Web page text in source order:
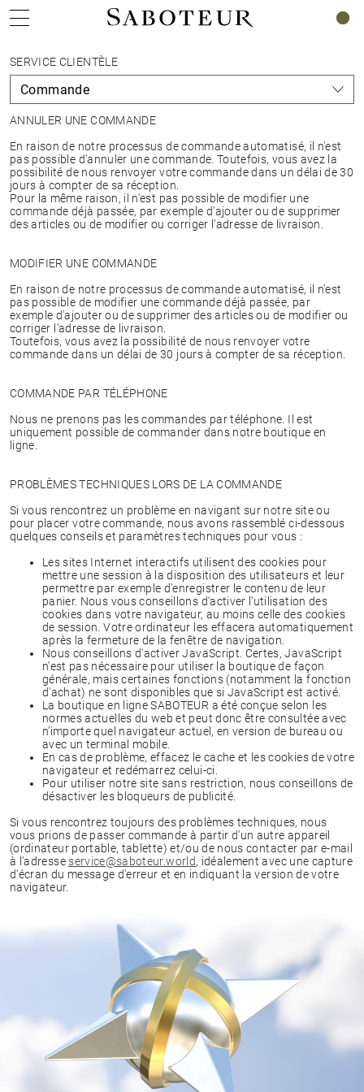
SERVICE CLIENTÈLE
ANNULER UNE COMMANDE
En raison de notre processus de commande automatisé, il n'est
pas possible d'annuler une commande. Toutefois, vous avez la
possibilité de nous renvoyer votre commande dans un délai de 30
jours à compter de sa réception.
Pour la même raison, il n'est pas possible de modifier une
commande déjà passée, par exemple d'ajouter ou de supprimer
des articles ou de modifier ou corriger l'adresse de livraison.
MODIFIER UNE COMMANDE
En raison de notre processus de commande automatisé, il n'est
pas possible de modifier une commande déjà passée, par
exemple d'ajouter ou de supprimer des articles ou de modifier ou
corriger l'adresse de livraison.
Toutefois, vous avez la possibilité de nous renvoyer votre
commande dans un délai de 30 jours à compter de sa réception.
COMMANDE PAR TÉLÉPHONE
Nous ne prenons pas les commandes par téléphone. Il est
uniquement possible de commander dans notre boutique en
ligne.
PROBLÈMES TECHNIQUES LORS DE LA COMMANDE
Si vous rencontrez un problème en navigant sur notre site ou
pour placer votre commande, nous avons rassemblé ci-dessous
quelques conseils et paramètres techniques pour vous :
Les sites Internet interactifs utilisent des cookies pour
mettre une session à la disposition des utilisateurs et leur
permettre par exemple d'enregistrer le contenu de leur
panier. Nous vous conseillons d'activer l'utilisation des
cookies dans votre navigateur, au moins celle des cookies
de session. Votre ordinateur les effacera automatiquement
après la fermeture de la fenêtre de navigation.
Nous conseillons d'activer JavaScript. Certes, JavaScript
n'est pas nécessaire pour utiliser la boutique de façon
générale, mais certaines fonctions (notamment la fonction
d'achat) ne sont disponibles que si JavaScript est activé.
La boutique en ligne SABOTEUR a été conçue selon les
normes actuelles du web et peut donc être consultée avec
n’importe quel navigateur actuel, en version de bureau ou
avec un terminal mobile.
En cas de problème, effacez le cache et les cookies de votre
navigateur et redémarrez celui-ci.
Pour utiliser notre site sans restriction, nous conseillons de
désactiver les bloqueurs de publicité.
Si vous rencontrez toujours des problèmes techniques, nous
vous prions de passer commande à partir d'un autre appareil
(ordinateur portable, tablette) et/ou de nous contacter par e-mail
à l'adresse service@saboteur.world, idéalement avec une capture
d'écran du message d'erreur et en indiquant la version de votre
navigateur.